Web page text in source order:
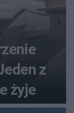
z
żyje